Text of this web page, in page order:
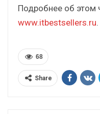
Подробнее об этом
www.itbestsellers.ru.
68
Share